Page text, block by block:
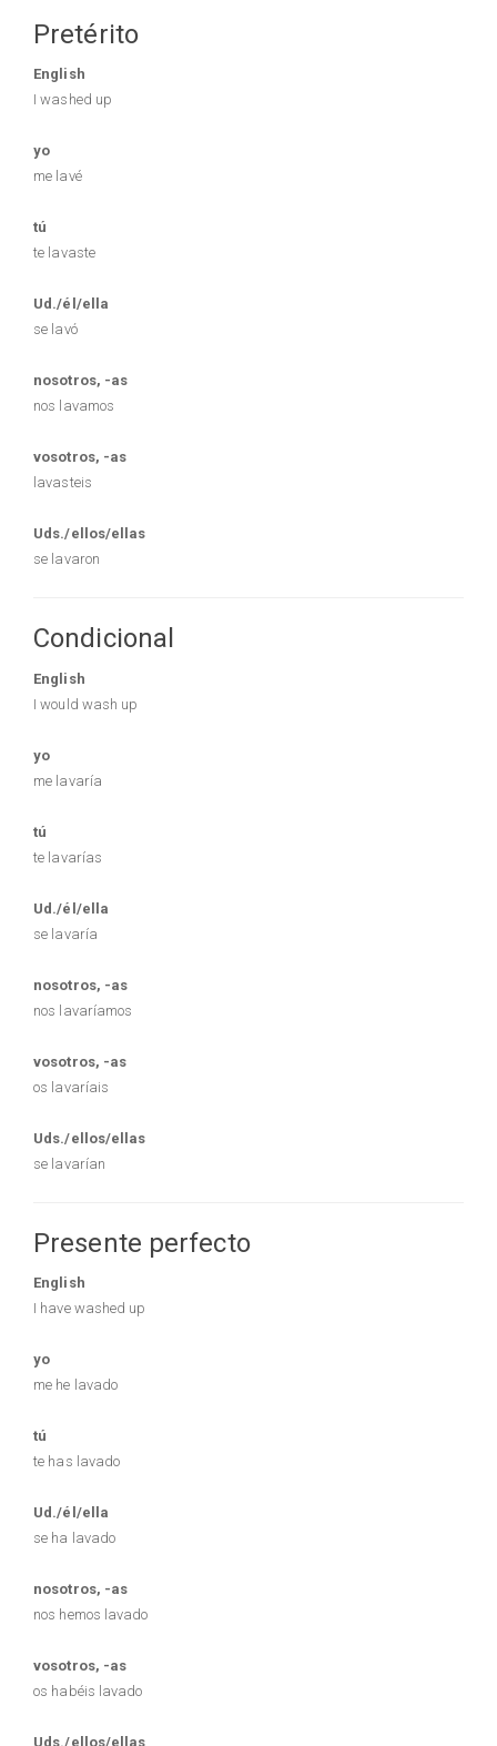
Pretérito
English
I washed up
yo
me lavé
tú
te lavaste
Ud./él/ella
se lavó
nosotros, -as
nos lavamos
vosotros, -as
lavasteis
Uds./ellos/ellas
se lavaron
Condicional
English
I would wash up
yo
me lavaría
tú
te lavarías
Ud./él/ella
se lavaría
nosotros, -as
nos lavaríamos
vosotros, -as
os lavaríais
Uds./ellos/ellas
se lavarían
Presente perfecto
English
I have washed up
yo
me he lavado
tú
te has lavado
Ud./él/ella
se ha lavado
nosotros, -as
nos hemos lavado
vosotros, -as
os habéis lavado
Uds./ellos/ellas